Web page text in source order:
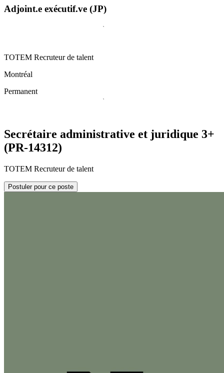
Adjoint.e exécutif.ve (JP)
TOTEM Recruteur de talent
Montréal
Permanent
Secrétaire administrative et juridique 3+
(PR-14312)
TOTEM Recruteur de talent
Postuler pour ce poste